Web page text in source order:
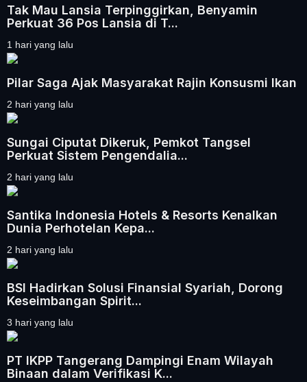
Tak Mau Lansia Terpinggirkan, Benyamin
Perkuat 36 Pos Lansia di T...
1 hari yang lalu
Pilar Saga Ajak Masyarakat Rajin Konsusmi Ikan
2 hari yang lalu
Sungai Ciputat Dikeruk, Pemkot Tangsel
Perkuat Sistem Pengendalia...
2 hari yang lalu
Santika Indonesia Hotels & Resorts Kenalkan
Dunia Perhotelan Kepa...
2 hari yang lalu
BSI Hadirkan Solusi Finansial Syariah, Dorong
Keseimbangan Spirit...
3 hari yang lalu
PT IKPP Tangerang Dampingi Enam Wilayah
Binaan dalam Verifikasi K...